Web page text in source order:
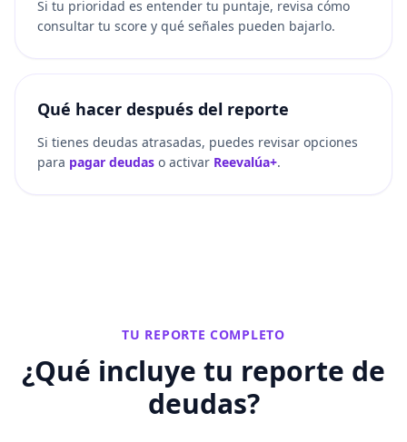
Si tu prioridad es entender tu puntaje, revisa cómo
consultar tu score y qué señales pueden bajarlo.
Qué hacer después del reporte
Si tienes deudas atrasadas, puedes revisar opciones
para pagar deudas o activar Reevalúa+.
TU REPORTE COMPLETO
¿Qué incluye tu reporte de
deudas?